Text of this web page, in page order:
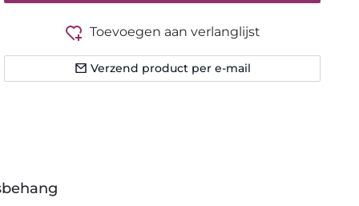
Toevoegen aan verlanglijst
Verzend product per e-mail